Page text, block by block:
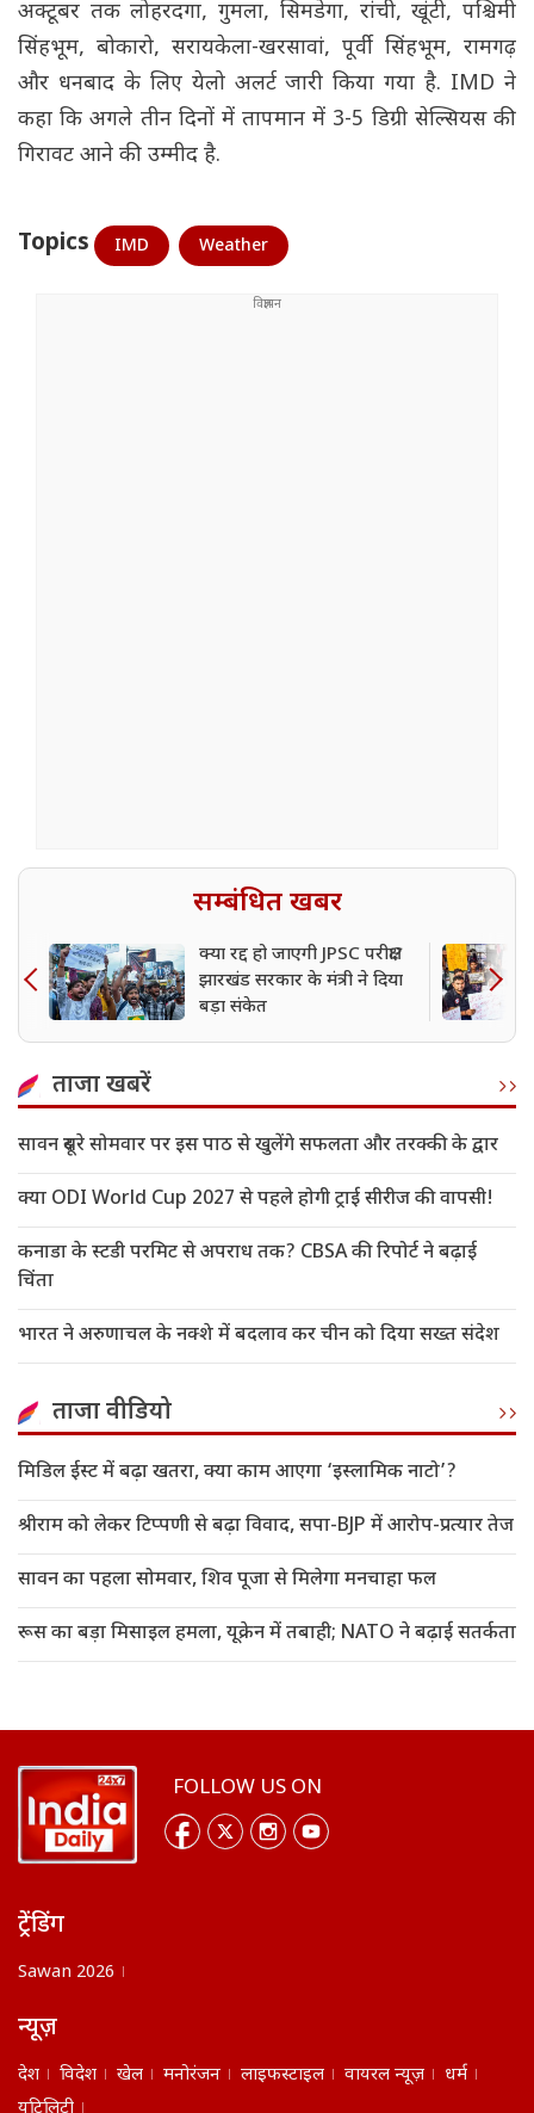
अक्टूबर तक लोहरदगा, गुमला, सिमडेगा, रांची, खूंटी, पश्चिमी
सिंहभूम, बोकारो, सरायकेला-खरसावां, पूर्वी सिंहभूम, रामगढ़
और धनबाद के लिए येलो अलर्ट जारी किया गया है. IMD ने
कहा कि अगले तीन दिनों में तापमान में 3-5 डिग्री सेल्सियस की
गिरावट आने की उम्मीद है.
Topics IMD Weather
सम्बंधित खबर
क्या रद्द हो जाएगी JPSC परीक्षा?
झारखंड सरकार के मंत्री ने दिया
बड़ा संकेत
ताजा खबरें
सावन दूसरे सोमवार पर इस पाठ से खुलेंगे सफलता और तरक्की के द्वार
क्या ODI World Cup 2027 से पहले होगी ट्राई सीरीज की वापसी!
कनाडा के स्टडी परमिट से अपराध तक? CBSA की रिपोर्ट ने बढ़ाई
चिंता
भारत ने अरुणाचल के नक्शे में बदलाव कर चीन को दिया सख्त संदेश
ताजा वीडियो
मिडिल ईस्ट में बढ़ा खतरा, क्या काम आएगा ‘इस्लामिक नाटो’?
श्रीराम को लेकर टिप्पणी से बढ़ा विवाद, सपा-BJP में आरोप-प्रत्यार तेज
सावन का पहला सोमवार, शिव पूजा से मिलेगा मनचाहा फल
रूस का बड़ा मिसाइल हमला, यूक्रेन में तबाही; NATO ने बढ़ाई सतर्कता
FOLLOW US ON
ट्रेंडिंग
Sawan 2026
न्यूज़
देश विदेश खेल मनोरंजन लाइफस्टाइल वायरल न्यूज़
धर्म